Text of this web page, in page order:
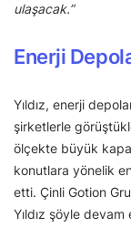
ulaşacak.”
Enerji
Yıldız, enerji
şirketlerle
ölçekte büyük
konutlara yönelik
etti. Çinli Gotion
Yıldız şöyle devam